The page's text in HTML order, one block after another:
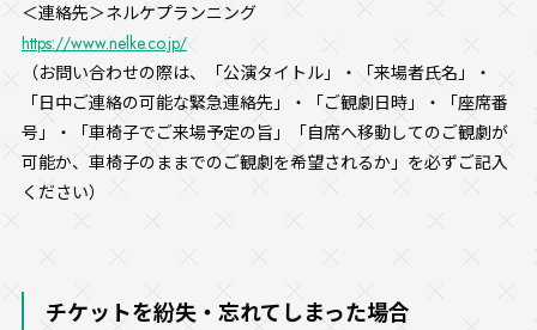
＜連絡先＞ネルケプランニング
https://www.nelke.co.jp/
（お問い合わせの際は、「公演タイトル」・「来場者氏名」・
「日中ご連絡の可能な緊急連絡先」・「ご観劇日時」・「座席番
号」・「車椅子でご来場予定の旨」「自席へ移動してのご観劇が
可能か、車椅子のままでのご観劇を希望されるか」を必ずご記入
ください）
チケットを紛失・忘れてしまった場合